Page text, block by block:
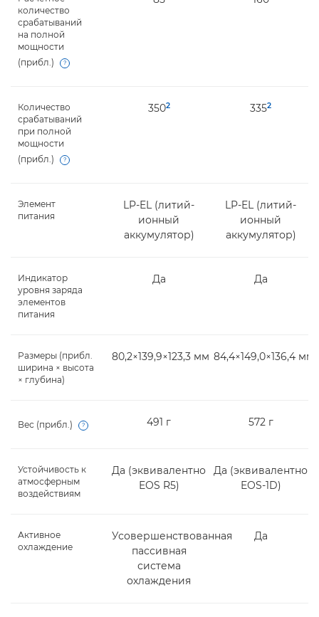
количество
срабатываний
на полной
мощности
(прибл.)
Количество
срабатываний
при полной
мощности
(прибл.)
3502 3352
Элемент
питания
LP-EL (литий-
ионный
аккумулятор)
LP-EL (литий-
ионный
аккумулятор)
Индикатор
уровня заряда
элементов
питания
Да Да
Размеры (прибл.
ширина × высота
× глубина)
80,2×139,9×123,3 мм 84,4×149,0×136,4 мм
Вес (прибл.)
491 г 572 г
Устойчивость к
атмосферным
воздействиям
Да (эквивалентно
EOS R5)
Да (эквивалентно
EOS-1D)
Активное
охлаждение
Усовершенствованная
пассивная
система
охлаждения
Да